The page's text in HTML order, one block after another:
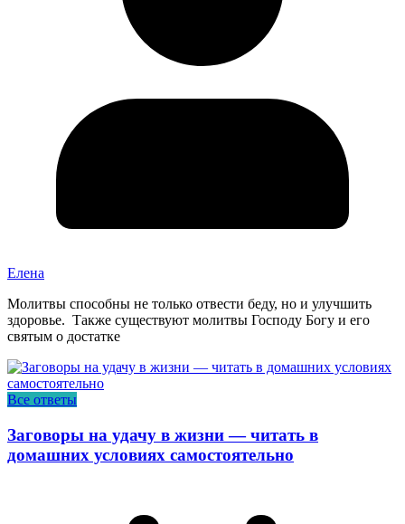
Елена
Молитвы способны не только отвести беду, но и улучшить
здоровье. Также существуют молитвы Господу Богу и его
святым о достатке
Все ответы
Заговоры на удачу в жизни — читать в
домашних условиях самостоятельно